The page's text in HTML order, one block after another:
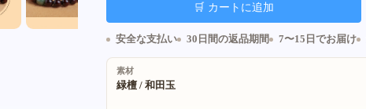
🛒 カートに追加
安全な支払い 30日間の返品期間 7〜15日でお届け
素材
緑檀 / 和田玉